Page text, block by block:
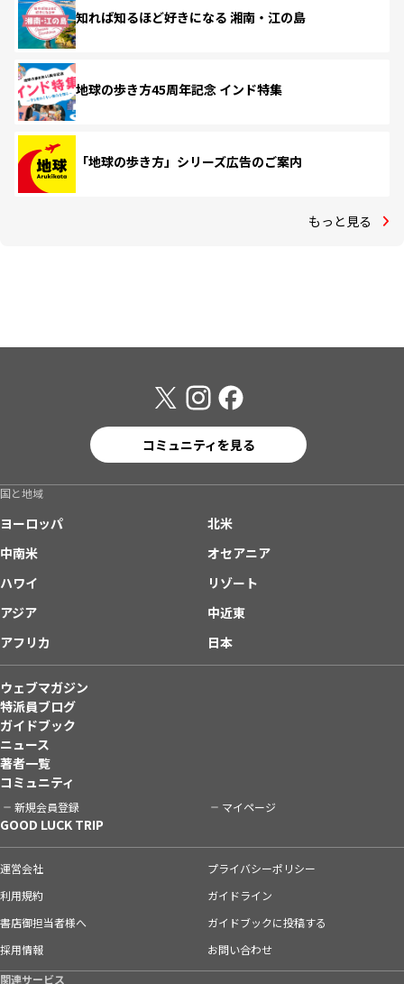
知れば知るほど好きになる 湘南・江の島
地球の歩き方45周年記念 インド特集
「地球の歩き方」シリーズ広告のご案内
もっと見る
コミュニティを見る
国と地域
ヨーロッパ
北米
中南米
オセアニア
ハワイ
リゾート
アジア
中近東
アフリカ
日本
ウェブマガジン
特派員ブログ
ガイドブック
ニュース
著者一覧
コミュニティ
新規会員登録 マイページ
GOOD LUCK TRIP
運営会社
プライバシーポリシー
利用規約
ガイドライン
書店御担当者様へ
ガイドブックに投稿する
採用情報
お問い合わせ
関連サービス